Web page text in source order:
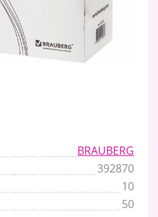
BRAUBERG
392870
10
50